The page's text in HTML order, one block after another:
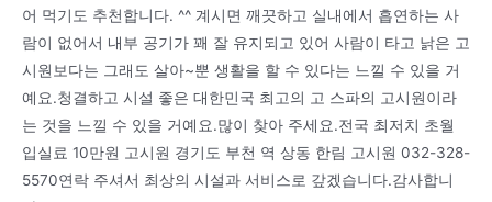
어 먹기도 추천합니다. ^^ 계시면 깨끗하고 실내에서 흡연하는 사
람이 없어서 내부 공기가 꽤 잘 유지되고 있어 사람이 타고 낡은 고
시원보다는 그래도 살아~뿐 생활을 할 수 있다는 느낄 수 있을 거
예요.청결하고 시설 좋은 대한민국 최고의 고 스파의 고시원이라
는 것을 느낄 수 있을 거예요.많이 찾아 주세요.전국 최저치 초월
입실료 10만원 고시원 경기도 부천 역 상동 한림 고시원 032-328-
5570연락 주셔서 최상의 시설과 서비스로 갚겠습니다.감사합니